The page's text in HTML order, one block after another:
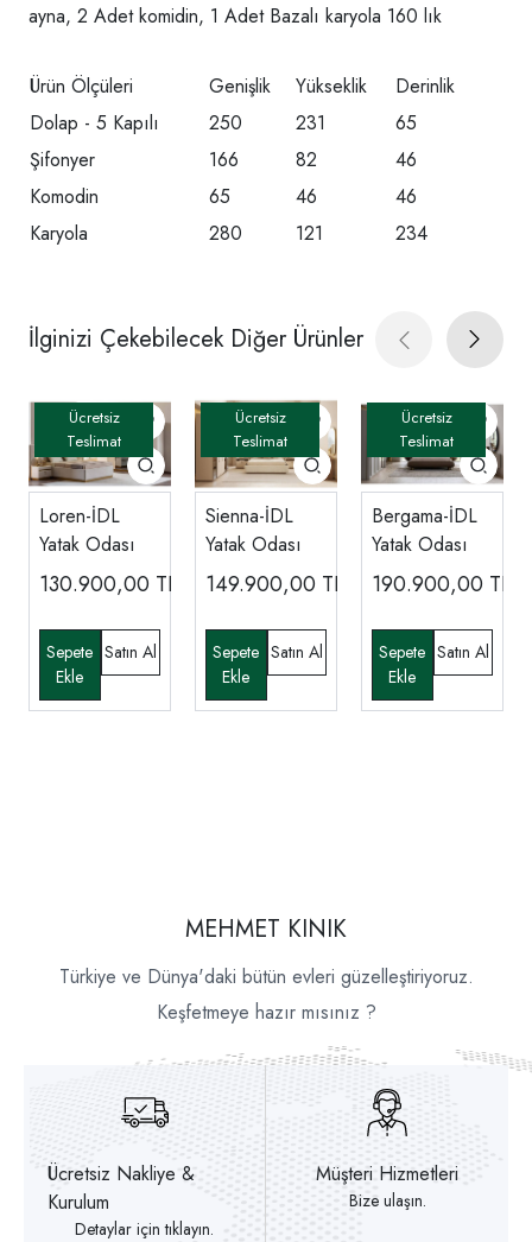
ayna, 2 Adet komidin, 1 Adet Bazalı karyola 160 lık
Ürün Ölçüleri Genişlik Yükseklik
Derinlik
Dolap - 5 Kapılı
250 231
65
Şifonyer
166 82
46
Komodin
65 46
46
Karyola
280 121 234
İlginizi Çekebilecek Diğer Ürünler
Loren-İDL
Yatak Odası
130.900,00 TL
Sienna-İDL
Yatak Odası
149.900,00 TL
Bergama-İDL
Yatak Odası
190.900,00 TL
MEHMET KINIK
Türkiye ve Dünya'daki bütün evleri güzelleştiriyoruz.
Keşfetmeye hazır mısınız ?
Ücretsiz Nakliye &
Kurulum
Detaylar için tıklayın.
Müşteri Hizmetleri
Bize ulaşın.